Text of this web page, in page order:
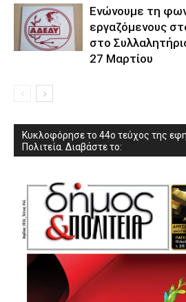
Ενώνουμε τη
εργαζόμενους
στο
27 Μαρτίου
Κυκλοφόρησε το 44ο τεύχος της
Πολιτεία. Διαβάστε το: